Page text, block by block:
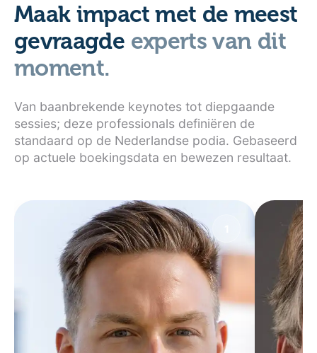
Maak impact met de meest
gevraagde experts van dit
moment.
Van baanbrekende keynotes tot diepgaande
sessies; deze professionals definiëren de
standaard op de Nederlandse podia. Gebaseerd
op actuele boekingsdata en bewezen resultaat.